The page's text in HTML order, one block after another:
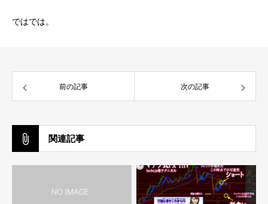
ではでは。
前の記事 次の記事
関連記事